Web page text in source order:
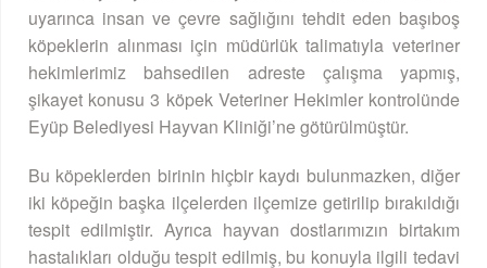
uyarınca insan ve çevre sağlığını tehdit eden başıboş
köpeklerin alınması için müdürlük talimatıyla veteriner
hekimlerimiz bahsedilen adreste çalışma yapmış,
şikayet konusu 3 köpek Veteriner Hekimler kontrolünde
Eyüp Belediyesi Hayvan Kliniği’ne götürülmüştür.
Bu köpeklerden birinin hiçbir kaydı bulunmazken, diğer
iki köpeğin başka ilçelerden ilçemize getirilip bırakıldığı
tespit edilmiştir. Ayrıca hayvan dostlarımızın birtakım
hastalıkları olduğu tespit edilmiş, bu konuyla ilgili tedavi